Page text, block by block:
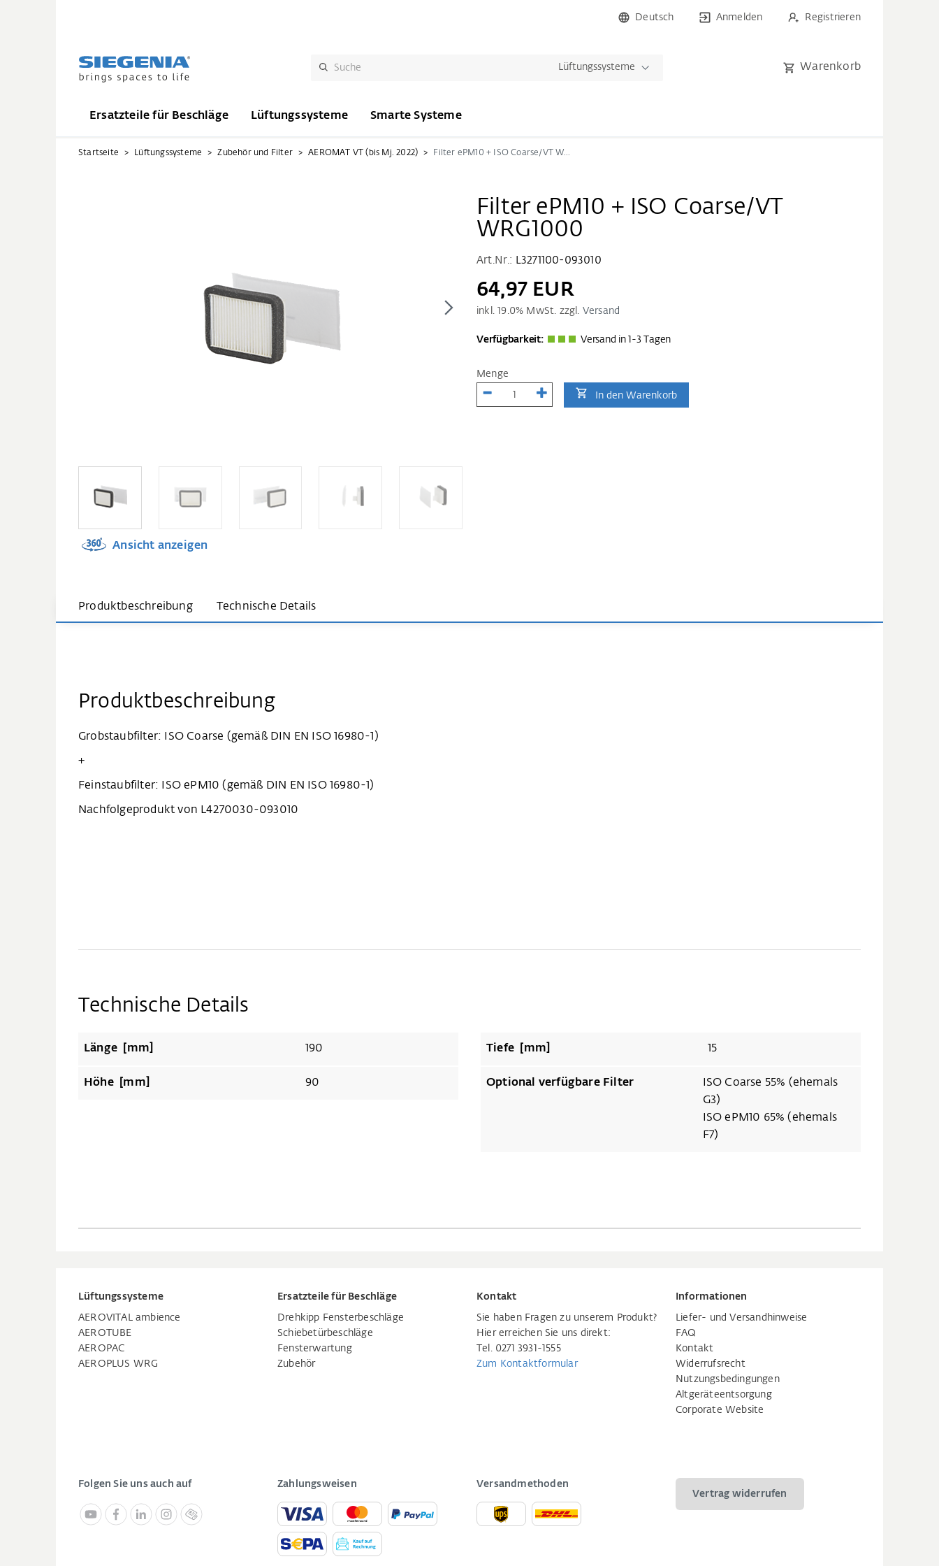
Deutsch Anmelden Registrieren
Lüftungssysteme Warenkorb
Ersatzteile für Beschläge Lüftungssysteme Smarte Systeme
Startseite Lüftungssysteme Zubehör und Filter AEROMAT VT (bis Mj. 2022) Filter ePM10 + ISO Coarse/VT WRG1000
Ansicht anzeigen
Filter ePM10 + ISO Coarse/VT
WRG1000
Art.Nr.: L3271100-093010
64,97 EUR
inkl. 19.0% MwSt. zzgl. Versand
Verfügbarkeit: Versand in 1-3 Tagen
Menge
In den Warenkorb
Produktbeschreibung Technische Details
Produktbeschreibung
Grobstaubfilter: ISO Coarse (gemäß DIN EN ISO 16980-1)
+
Feinstaubfilter: ISO ePM10 (gemäß DIN EN ISO 16980-1)
Nachfolgeprodukt von L4270030-093010
Technische Details
Länge [mm] 190
Höhe [mm] 90
Tiefe [mm] 15
Optional verfügbare Filter
ISO Coarse 55% (ehemals
G3)
ISO ePM10 65% (ehemals
F7)
Lüftungssysteme
AEROVITAL ambience
AEROTUBE
AEROPAC
AEROPLUS WRG
Ersatzteile für Beschläge
Drehkipp Fensterbeschläge
Schiebetürbeschläge
Fensterwartung
Zubehör
Kontakt
Sie haben Fragen zu unserem Produkt?
Hier erreichen Sie uns direkt:
Tel. 0271 3931-1555
Zum Kontaktformular
Informationen
Liefer- und Versandhinweise
FAQ
Kontakt
Widerrufsrecht
Nutzungsbedingungen
Altgeräteentsorgung
Corporate Website
Folgen Sie uns auch auf Zahlungsweisen
Versandmethoden
Vertrag widerrufen